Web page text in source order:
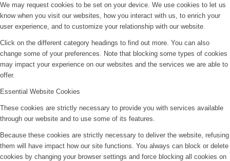
We may request cookies to be set on your device. We use cookies to let us
know when you visit our websites, how you interact with us, to enrich your
user experience, and to customize your relationship with our website.
Click on the different category headings to find out more. You can also
change some of your preferences. Note that blocking some types of cookies
may impact your experience on our websites and the services we are able to
offer.
Essential Website Cookies
These cookies are strictly necessary to provide you with services available
through our website and to use some of its features.
Because these cookies are strictly necessary to deliver the website, refusing
them will have impact how our site functions. You always can block or delete
cookies by changing your browser settings and force blocking all cookies on